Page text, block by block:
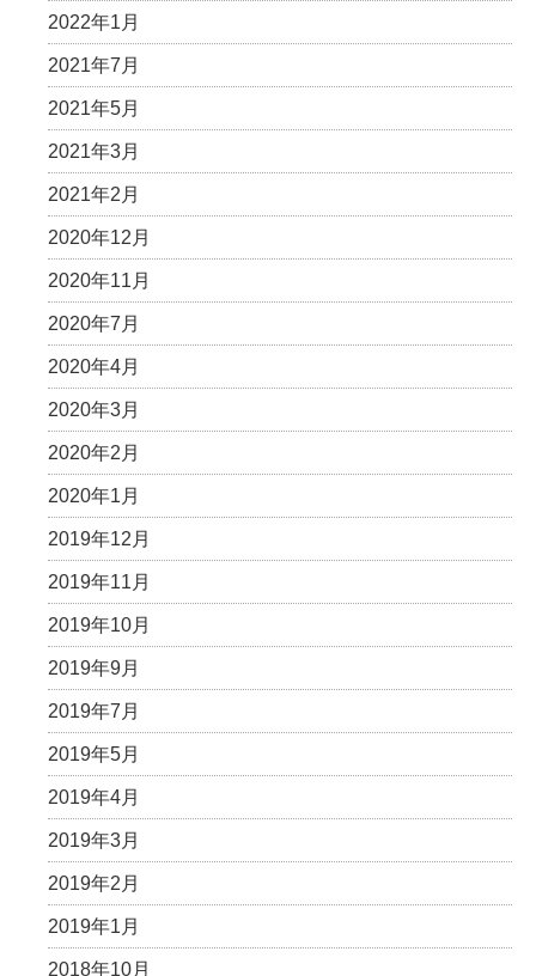
2022年1月
2021年7月
2021年5月
2021年3月
2021年2月
2020年12月
2020年11月
2020年7月
2020年4月
2020年3月
2020年2月
2020年1月
2019年12月
2019年11月
2019年10月
2019年9月
2019年7月
2019年5月
2019年4月
2019年3月
2019年2月
2019年1月
2018年10月